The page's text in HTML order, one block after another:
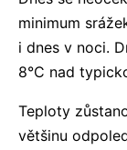
minimum
i dnes v noci.
8°C nad
Teploty
většinu